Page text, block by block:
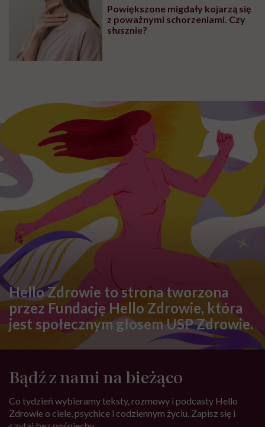
Powiększone migdały kojarzą się
z poważnymi schorzeniami. Czy
słusznie?
Hello Zdrowie to strona tworzona
przez Fundację Hello Zdrowie, która
jest społecznym głosem USP Zdrowie.
Bądź z nami na bieżąco
Co tydzień wybieramy teksty, rozmowy i podcasty Hello
Zdrowie o ciele, psychice i codziennym życiu. Zapisz się i